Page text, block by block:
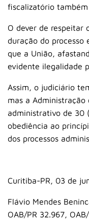
fiscalizatório
O dever de respeitar
duração do
que a União,
evidente ilegalidade
Assim, o judiciário
mas a
administrativo de 30
obediência ao
dos processos
Curitiba-PR, 03 de
Flávio Mendes
OAB/PR 32.967,